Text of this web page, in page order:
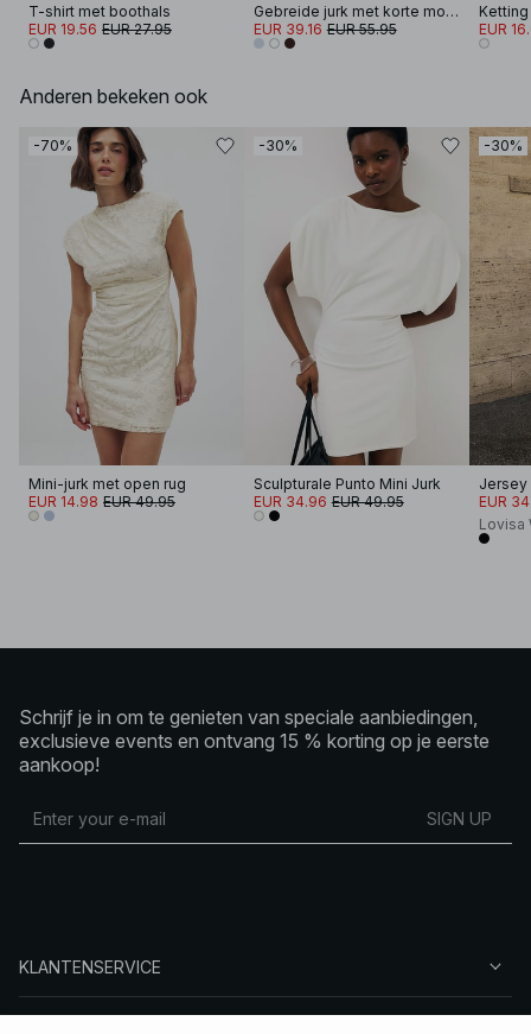
T-shirt met boothals
EUR 19.56 EUR 27.95
Gebreide jurk met korte mouwen en knopen
EUR 39.16 EUR 55.95
EUR
Anderen bekeken ook
-70%
Mini-jurk met open rug
EUR 14.98 EUR 49.95
-30%
Sculpturale Punto Mini Jurk
EUR 34.96 EUR 49.95
-30%
EUR
Lovisa
Schrijf je in om te genieten van speciale aanbiedingen,
exclusieve events en ontvang 15 % korting op je eerste
aankoop!
SIGN UP
KLANTENSERVICE